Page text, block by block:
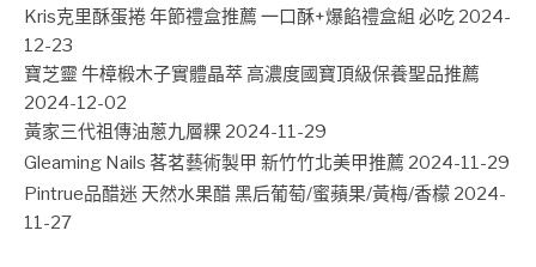
Kris克里酥蛋捲 年節禮盒推薦 一口酥+爆餡禮盒組 必吃 2024-
12-23
寶芝靈 牛樟椴木子實體晶萃 高濃度國寶頂級保養聖品推薦
2024-12-02
黃家三代祖傳油蔥九層粿 2024-11-29
Gleaming Nails 茖茗藝術製甲 新竹竹北美甲推薦 2024-11-29
Pintrue品醋迷 天然水果醋 黑后葡萄/蜜蘋果/黃梅/香檬 2024-
11-27